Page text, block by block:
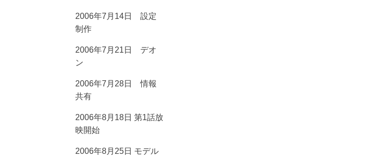
2006年7月14日 設定
制作
2006年7月21日 デオ
ン
2006年7月28日 情報
共有
2006年8月18日 第1話放
映開始
2006年8月25日 モデル